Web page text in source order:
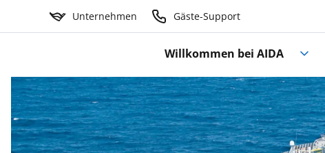
Unternehmen Gäste-Support
Willkommen bei AIDA